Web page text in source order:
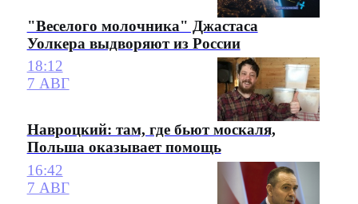
"Веселого молочника" Джастаса
Уолкера выдворяют из России
18:12
7 АВГ
Навроцкий: там, где бьют москаля,
Польша оказывает помощь
16:42
7 АВГ